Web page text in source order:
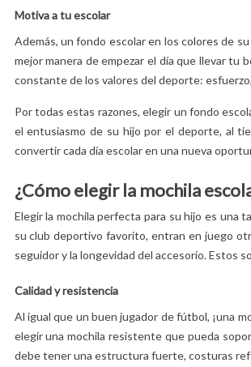
de tu hijo!
Leer más
Motiva a tu escolar
Además, un fondo escolar en los colores de
mejor manera de empezar el día que llevar tu
constante de los valores del deporte:
Por todas estas razones, elegir un fondo
el entusiasmo de su hijo por el deporte, al
convertir cada día escolar en una nueva
¿Cómo elegir la mochila
Elegir la mochila perfecta para su hijo es una
su club deportivo favorito, entran en juego
seguidor y la longevidad del accesorio. Estos
Calidad y resistencia
Al igual que un buen jugador de fútbol, ¡una
elegir una mochila resistente que pueda
debe tener una estructura fuerte, costuras